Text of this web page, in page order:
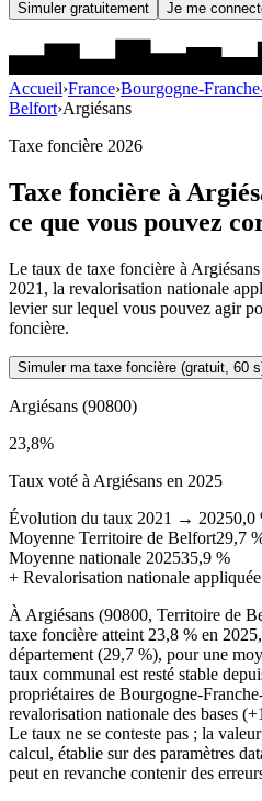
Simuler gratuitement Je me
Accueil›France›Bourgogne-
Belfort›Argiésans
Taxe foncière 2026
Taxe foncière à
ce que vous pouvez
Le taux de taxe foncière à
2021, la revalorisation nationale
levier sur lequel vous pouvez agir
foncière.
Simuler ma taxe foncière (gratuit, 60
Argiésans (90800)
23,8%
Taux voté à Argiésans en 2025
Évolution du taux 2021 → 20250,0
Moyenne Territoire de Belfort29,7
Moyenne nationale 202535,9 %
+ Revalorisation nationale
À Argiésans (90800, Territoire de
taxe foncière atteint 23,8 % en
département (29,7 %), pour une
taux communal est resté stable
propriétaires de Bourgogne-
revalorisation nationale des bases
Le taux ne se conteste pas ; la
calcul, établie sur des paramètres
peut en revanche contenir des